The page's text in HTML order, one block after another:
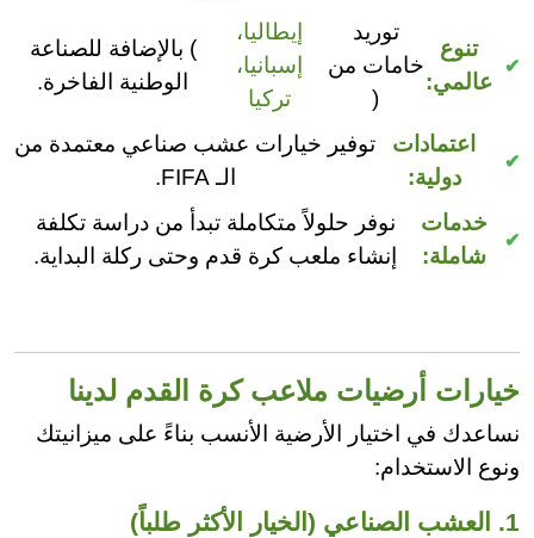
تنوع
عالمي:
توريد
خامات من
(
إيطاليا،
إسبانيا،
تركيا
) بالإضافة للصناعة
الوطنية الفاخرة.
اعتمادات
دولية:
توفير خيارات عشب صناعي معتمدة من
الـ FIFA.
خدمات
شاملة:
نوفر حلولاً متكاملة تبدأ من دراسة تكلفة
إنشاء ملعب كرة قدم وحتى ركلة البداية.
خيارات أرضيات ملاعب كرة القدم لدينا
نساعدك في اختيار الأرضية الأنسب بناءً على ميزانيتك
ونوع الاستخدام:
1. العشب الصناعي (الخيار الأكثر طلباً)